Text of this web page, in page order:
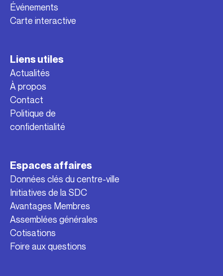
Événements
Carte interactive
Liens utiles
Actualités
À propos
Contact
Politique de
confidentialité
Espaces affaires
Données clés du centre-ville
Initiatives de la SDC
Avantages Membres
Assemblées générales
Cotisations
Foire aux questions